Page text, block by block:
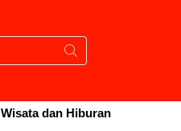
Wisata dan Hiburan